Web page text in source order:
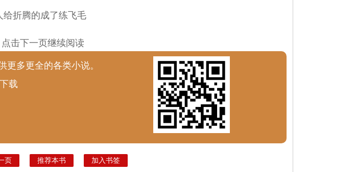
折腾的成了练飞毛
击下一页继续阅读
更多更全的各类小说。
载
页 推荐本书 加入书签